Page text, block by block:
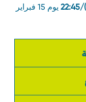
يوم 15 فبراير